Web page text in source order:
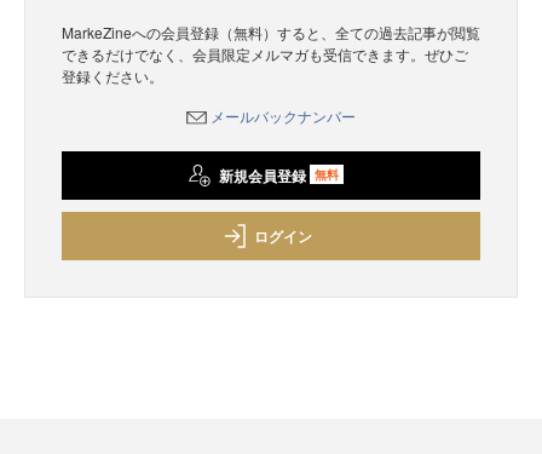
MarkeZineへの会員登録（無料）すると、全ての過去記事が閲覧
できるだけでなく、会員限定メルマガも受信できます。ぜひご
登録ください。
メールバックナンバー
新規会員登録 無料
ログイン